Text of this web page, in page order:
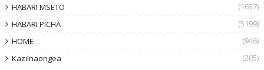
HABARI MSETO
(1657)
HABARI PICHA
(5199)
HOME
(946)
KaziInaongea
(205)